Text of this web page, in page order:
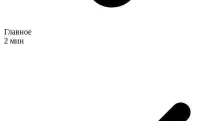
Главное
2 мин